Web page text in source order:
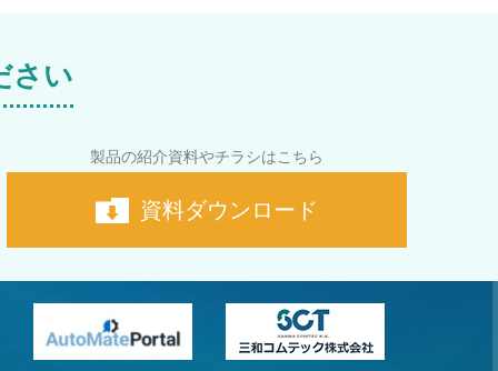
さい
製品の紹介資料やチラシはこちら
資料ダウンロード